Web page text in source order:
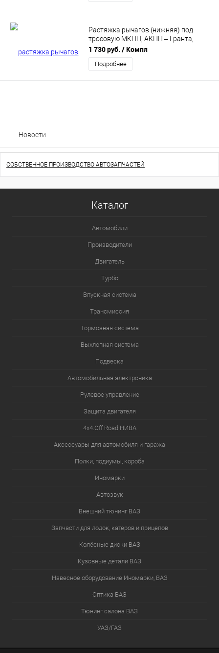
Растяжка рычагов (нижняя) под
тросовую МКПП, АКПП – Гранта,
Калина, Калина 2; Datsun)
Автопродукт, 0571
1 730 руб. / Компл
Подробнее
Новости
СОБСТВЕННОЕ ПРОИЗВОДСТВО АВТОЗАПЧАСТЕЙ
Каталог
Автомобили
Производители
Двигатель
Турбо
Впускная система
Трансмиссия
Тормозная система
Выхлопная система
Подвеска
Автомобильная электроника
Рулевое управление
Защита двигателя
4х4.Off Road НИВА
Аксессуары для автомобиля и гаража
Полки, подиумы, короба
Иномарки
Автозвук
Внешний тюнинг ВАЗ
Запчасти для лодок, катеров и прицепов
Колёсные диски ВАЗ
Кузовные детали ВАЗ
Навесное оборудование Иномарки, ВАЗ
Оптика ВАЗ
Тюнинг салона ВАЗ
УАЗ/ГАЗ